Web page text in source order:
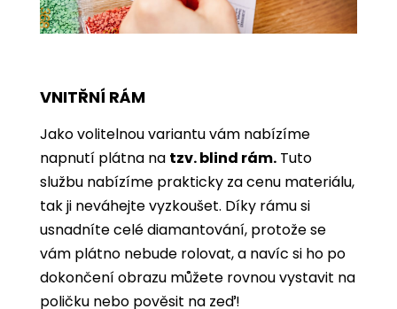
VNITŘNÍ RÁM
Jako volitelnou variantu vám nabízíme
napnutí plátna na tzv. blind rám. Tuto
službu nabízíme prakticky za cenu materiálu,
tak ji neváhejte vyzkoušet. Díky rámu si
usnadníte celé diamantování, protože se
vám plátno nebude rolovat, a navíc si ho po
dokončení obrazu můžete rovnou vystavit na
poličku nebo pověsit na zeď!